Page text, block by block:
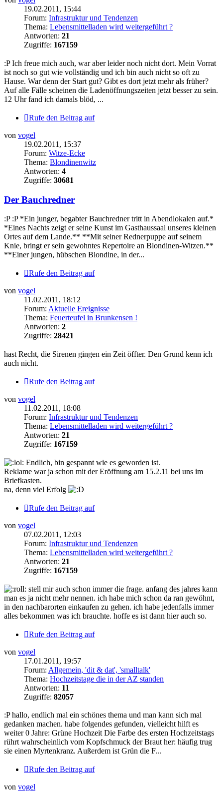
19.02.2011, 15:44
Forum: Infrastruktur und Tendenzen
Thema: Lebensmittelladen wird weitergeführt ?
Antworten: 21
Zugriffe: 167159
:P Ich freue mich auch, war aber leider noch nicht dort. Mein Vorrat
ist noch so gut wie vollständig und ich bin auch nicht so oft zu
Hause. War denn der Start gut? Gibt es dort jetzt mehr als früher?
Auf alle Fälle scheinen die Ladenöffnungszeiten jetzt besser zu sein.
12 Uhr fand ich damals blöd, ...
Rufe den Beitrag auf
von vogel
19.02.2011, 15:37
Forum: Witze-Ecke
Thema: Blondinenwitz
Antworten: 4
Zugriffe: 30681
Der Bauchredner
:P :P *Ein junger, begabter Bauchredner tritt in Abendlokalen auf.*
*Eines Nachts zeigt er seine Kunst im Gasthaussaal unseres kleinen
Ortes auf dem Lande.** **Mit seiner Rednerpuppe auf seinem
Knie, bringt er sein gewohntes Repertoire an Blondinen-Witzen.**
**Einer jungen, hübschen Blondine, in der...
Rufe den Beitrag auf
von vogel
11.02.2011, 18:12
Forum: Aktuelle Ereignisse
Thema: Feuerteufel in Brunkensen !
Antworten: 2
Zugriffe: 28421
hast Recht, die Sirenen gingen ein Zeit öffter. Den Grund kenn ich
auch nicht.
Rufe den Beitrag auf
von vogel
11.02.2011, 18:08
Forum: Infrastruktur und Tendenzen
Thema: Lebensmittelladen wird weitergeführt ?
Antworten: 21
Zugriffe: 167159
Endlich, bin gespannt wie es geworden ist.
Reklame war ja schon mit der Eröffnung am 15.2.11 bei uns im
Briefkasten.
na, denn viel Erfolg
Rufe den Beitrag auf
von vogel
07.02.2011, 12:03
Forum: Infrastruktur und Tendenzen
Thema: Lebensmittelladen wird weitergeführt ?
Antworten: 21
Zugriffe: 167159
stell mir auch schon immer die frage. anfang des jahres kann
man es ja nicht mehr nennen. ich habe mich schon da ran gewöhnt,
in den nachbarorten einkaufen zu gehen. ich habe jedenfalls immer
alles bekommen was ich brauchte. hoffe es ist dann hier auch so.
Rufe den Beitrag auf
von vogel
17.01.2011, 19:57
Forum: Allgemein, 'dit & dat', 'smalltalk'
Thema: Hochzeitstage die in der AZ standen
Antworten: 11
Zugriffe: 82057
:P hallo, endlich mal ein schönes thema und man kann sich mal
gedanken machen. habe folgendes gefunden, vielleicht hilft es
weiter 0 Jahre: Grüne Hochzeit Die Farbe des ersten Hochzeitstags
rührt wahrscheinlich vom Kopfschmuck der Braut her: häufig trug
sie einen Myrtenkranz. Außerdem ist Grün die F...
Rufe den Beitrag auf
von vogel